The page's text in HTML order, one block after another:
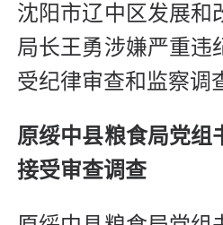
沈阳市辽中区发展和
局长王勇涉嫌严重违
受纪律审查和监察调
原绥中县粮食局党组
接受审查调查